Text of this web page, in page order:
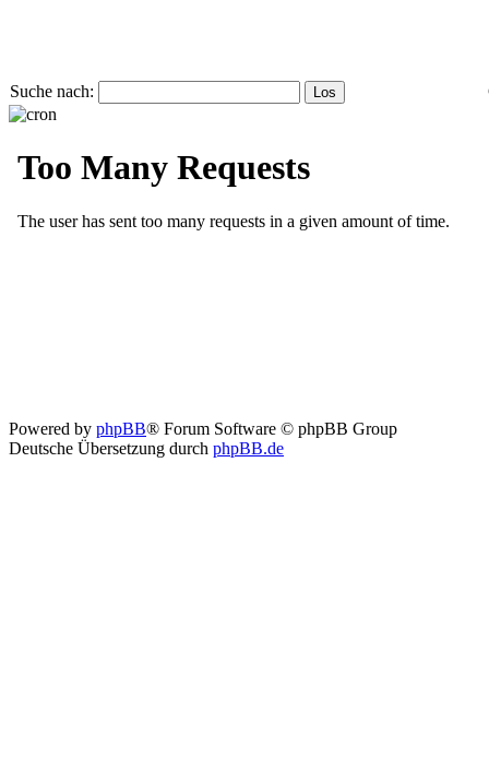
Suche nach:
Powered by phpBB® Forum Software © phpBB Group
Deutsche Übersetzung durch phpBB.de